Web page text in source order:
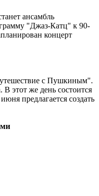
ансамбль
"Джаз-Катц" к 90-
концерт
с Пушкиным".
этот же день состоится
предлагается создать